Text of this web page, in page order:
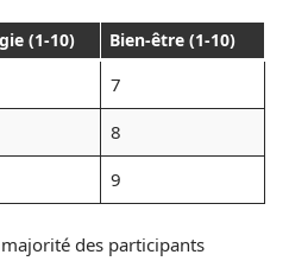
(1-10) Bien-être (1-10)
7
8
9
des participants